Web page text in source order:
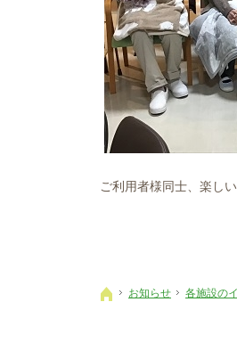
ご利用者様同士、楽し
ホーム
お知らせ 各施設の